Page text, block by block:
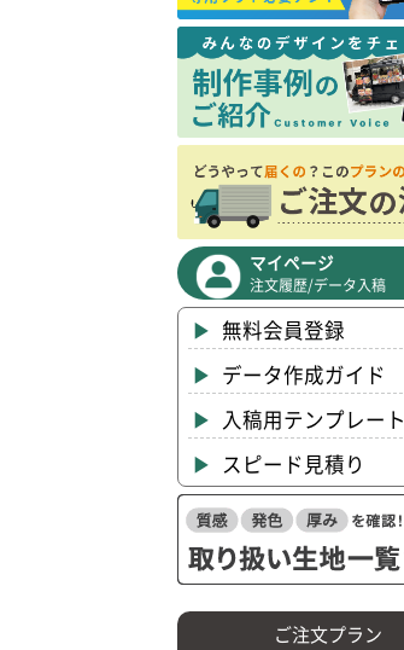
マイページ
注文履歴/データ入稿
無料会員登録
データ作成ガイド
入稿用テンプレート
スピード見積り
ご注文プラン